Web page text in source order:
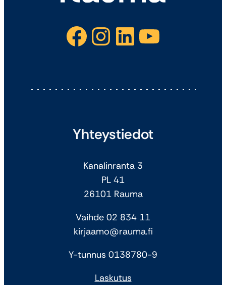
Facebook Instagram LinkedIn YouTube
Yhteystiedot
Kanalinranta 3
PL 41
26101 Rauma
Vaihde 02 834 11
kirjaamo@rauma.fi
Y-tunnus 0138780-9
Laskutus